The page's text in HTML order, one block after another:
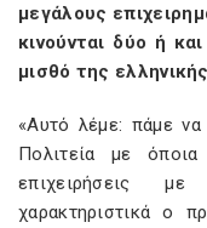
μεγάλους
κινούνται δύο ή
μισθό της
«Αυτό λέμε: πάμε
Πολιτεία με
επιχειρήσεις
χαρακτηριστικά ο